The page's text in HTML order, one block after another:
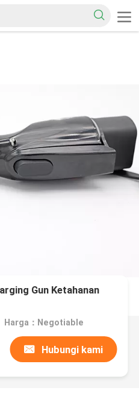
Gun Ketahanan
Harga：Negotiable
Hubungi kami